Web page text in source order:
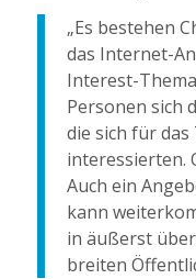
„Es bestehen
das Internet-
Interest-
Personen sich
die sich für
interessierten.
Auch ein
kann
in äußerst
breiten